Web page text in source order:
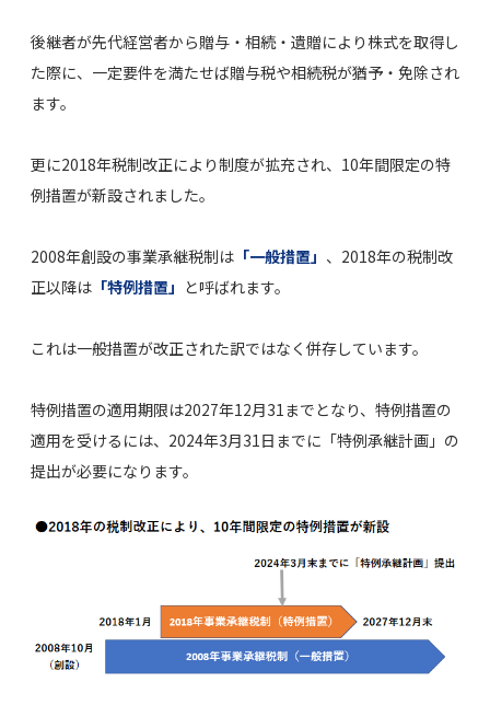
後継者が先代経営者から贈与・相続・遺贈により株式を取得し
た際に、一定要件を満たせば贈与税や相続税が猶予・免除され
ます。
更に2018年税制改正により制度が拡充され、10年間限定の特
例措置が新設されました。
2008年創設の事業承継税制は 「一般措置」 、2018年の税制改
正以降は 「特例措置」 と呼ばれます。
これは一般措置が改正された訳ではなく併存しています。
特例措置の適用期限は2027年12月31までとなり、特例措置の
適用を受けるには、2024年3月31日までに「特例承継計画」の
提出が必要になります。